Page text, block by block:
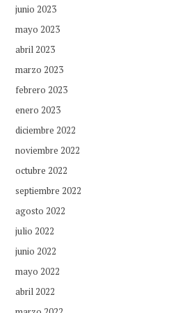
junio 2023
mayo 2023
abril 2023
marzo 2023
febrero 2023
enero 2023
diciembre 2022
noviembre 2022
octubre 2022
septiembre 2022
agosto 2022
julio 2022
junio 2022
mayo 2022
abril 2022